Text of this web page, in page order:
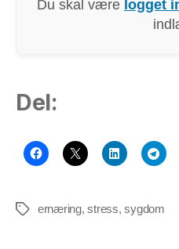
Du skal være logget
Del:
Tagsernæring,stress,sygdom